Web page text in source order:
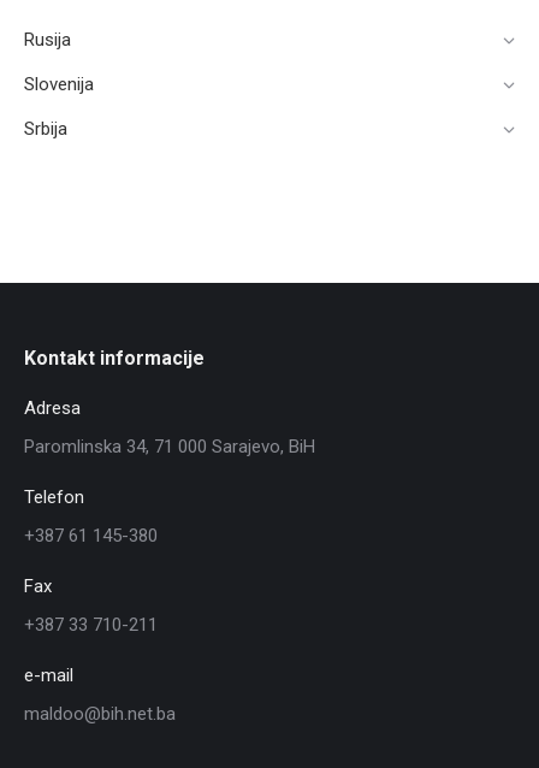
Rusija
Slovenija
Srbija
Kontakt informacije
Adresa
Paromlinska 34, 71 000 Sarajevo, BiH
Telefon
+387 61 145-380
Fax
+387 33 710-211
e-mail
maldoo@bih.net.ba